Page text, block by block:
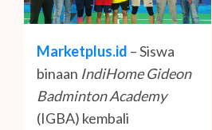
Marketplus.id – Siswa
binaan IndiHome Gideon
Badminton Academy
(IGBA) kembali